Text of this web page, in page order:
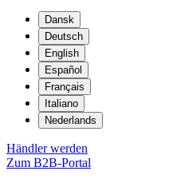
Dansk
Deutsch
English
Español
Français
Italiano
Nederlands
Händler werden
Zum B2B-Portal